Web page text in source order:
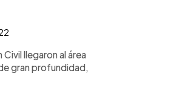
llegaron al área
gran profundidad,